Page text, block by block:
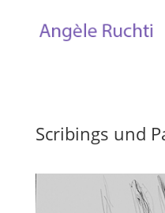
Scribings und